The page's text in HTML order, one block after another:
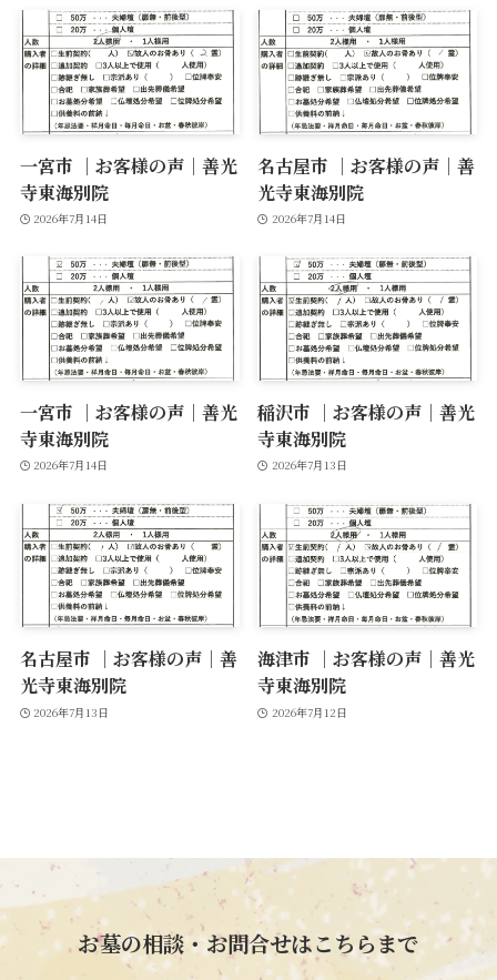
一宮市 ｜お客様の声｜善光
寺東海別院
2026年7月14日
名古屋市 ｜お客様の声｜善
光寺東海別院
2026年7月14日
一宮市 ｜お客様の声｜善光
寺東海別院
2026年7月14日
稲沢市 ｜お客様の声｜善光
寺東海別院
2026年7月13日
名古屋市 ｜お客様の声｜善
光寺東海別院
2026年7月13日
海津市 ｜お客様の声｜善光
寺東海別院
2026年7月12日
お墓の相談・お問合せはこちらまで